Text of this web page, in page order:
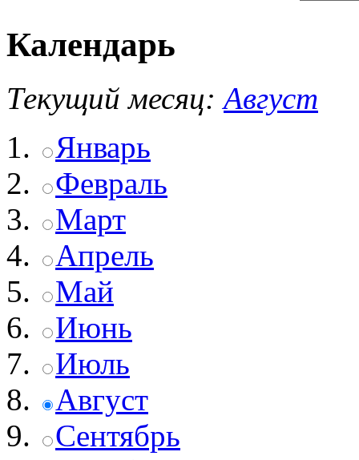
Календарь
Текущий месяц: Август
Январь
Февраль
Март
Апрель
Май
Июнь
Июль
Август
Сентябрь